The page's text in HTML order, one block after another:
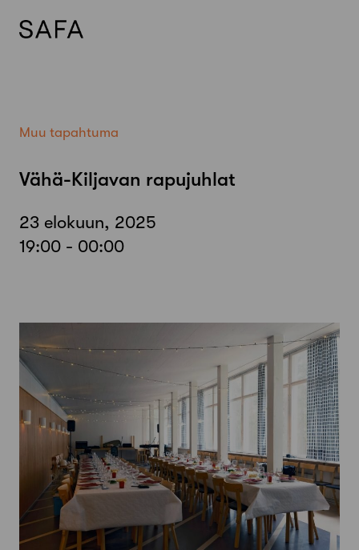
Muu tapahtuma
Vähä-Kiljavan rapujuhlat
23 elokuun, 2025
19:00 - 00:00